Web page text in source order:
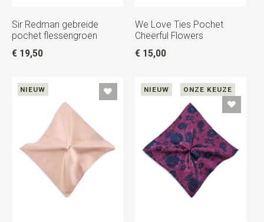
Sir Redman gebreide
pochet flessengroen
€ 19,50
We Love Ties Pochet
Cheerful Flowers
€ 15,00
NIEUW NIEUW ONZE KEUZE